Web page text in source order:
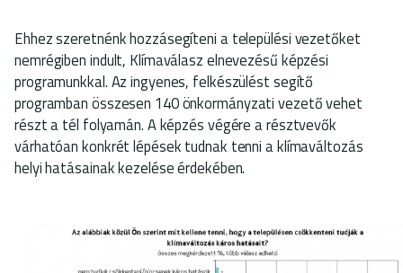
Ehhez szeretnénk hozzásegíteni a települési vezetőket
nemrégiben indult, Klímaválasz elnevezésű képzési
programunkkal. Az ingyenes, felkészülést segítő
programban összesen 140 önkormányzati vezető vehet
részt a tél folyamán. A képzés végére a résztvevők
várhatóan konkrét lépések tudnak tenni a klímaváltozás
helyi hatásainak kezelése érdekében.